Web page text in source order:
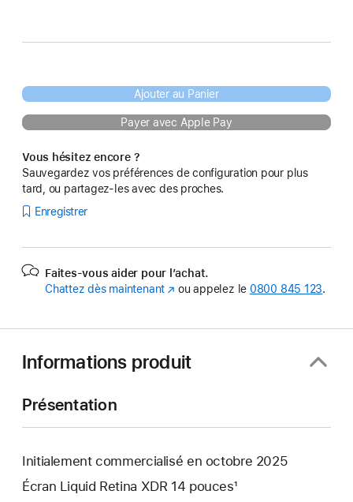
Ajouter au Panier
Payer avec Apple Pay
Vous hésitez encore ?
Sauvegardez vos préférences de configuration pour plus
tard, ou partagez-les avec des proches.
Enregistrer
Faites-vous aider pour l’achat.
Chattez dès maintenant (s’ouvre
ou appelez le 0800 845 123.
Informations produit
Présentation
Initialement commercialisé en octobre 2025
Écran Liquid Retina XDR 14 pouces¹